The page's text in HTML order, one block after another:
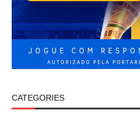
CATEGORIES